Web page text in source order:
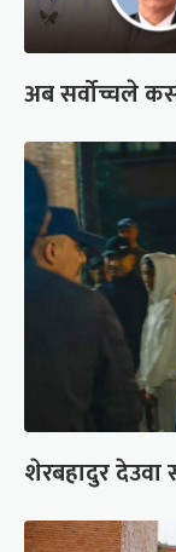
अब सर्वोच्चले
शेरबहादुर